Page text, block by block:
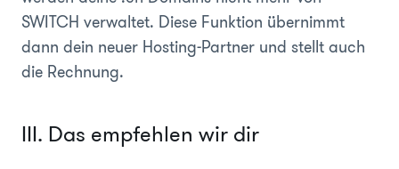
SWITCH verwaltet. Diese Funktion übernimmt
dann dein neuer Hosting-Partner und stellt auch
die Rechnung.
III. Das empfehlen wir dir